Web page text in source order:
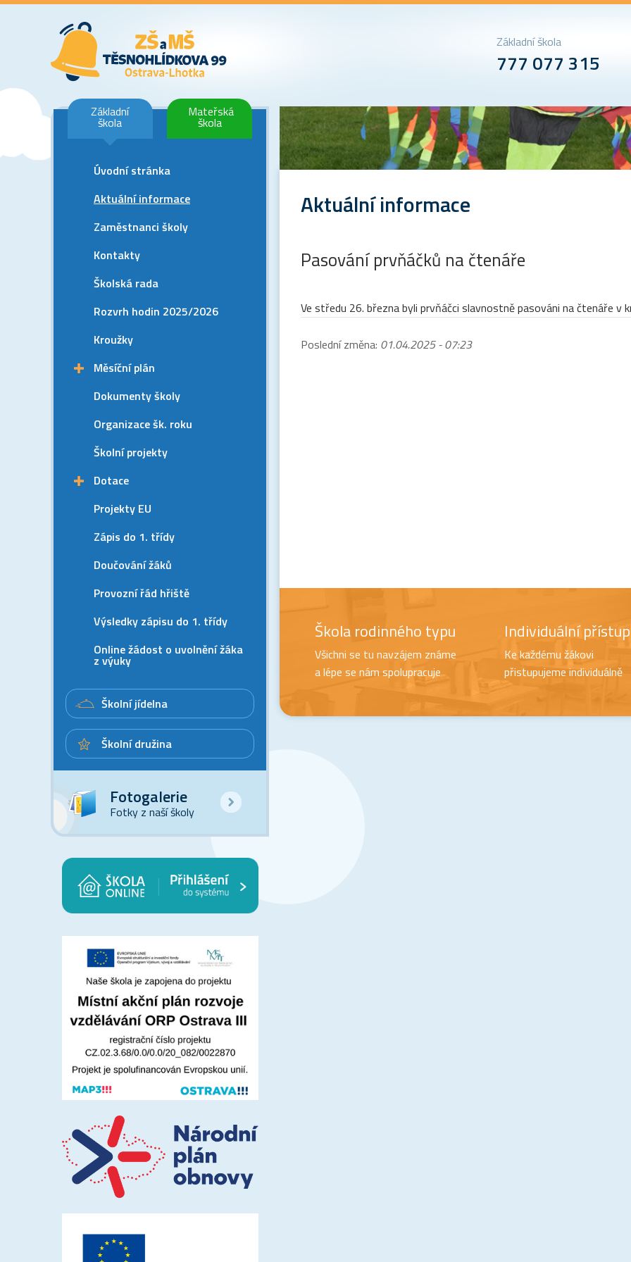
Základní škola
777 077 315
Základní
škola
Mateřská
škola
Úvodní stránka
Aktuální informace
Zaměstnanci školy
Kontakty
Školská rada
Rozvrh hodin 2025/2026
Kroužky
Měsíční plán
Dokumenty školy
Organizace šk. roku
Školní projekty
Dotace
Projekty EU
Zápis do 1. třídy
Doučování žáků
Provozní řád hřiště
Výsledky zápisu do 1. třídy
Online žádost o uvolnění žáka
z výuky
Školní jídelna
Školní družina
Fotogalerie
Fotky z naší školy
Aktuální informace
Pasování prvňáčků na čtenáře
Ve středu 26. března byli prvňáčci slavnostně pasováni na čtenáře v
Poslední změna: 01.04.2025 - 07:23
Škola rodinného typu
Všichni se tu navzájem známe
a lépe se nám spolupracuje
Individuální přístup
Ke každému žákovi
přistupujeme individuálně